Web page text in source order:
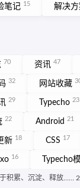
笔记 15 解决
70 资讯 47
32 网站收藏
29 Typecho 23
22 Android 21
新 18 CSS 17
16 Typecho
➡️
积累、沉淀、释放……